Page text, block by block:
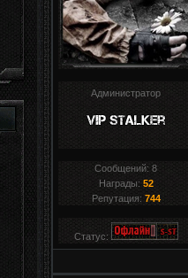
Администратор
Сообщений:8
Награды: 52
Репутация: 744
Статус: